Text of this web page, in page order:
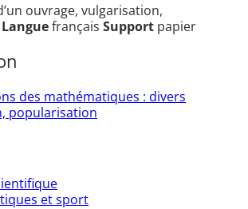
ouvrage, vulgarisation,
Languefrançais Support papier
des mathématiques : divers
popularisation
et sport